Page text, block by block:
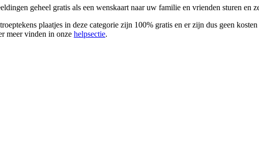
geheel gratis als een wenskaart naar uw familie en vrienden sturen en
plaatjes in deze categorie zijn 100% gratis en er zijn dus geen
meer vinden in onze helpsectie.